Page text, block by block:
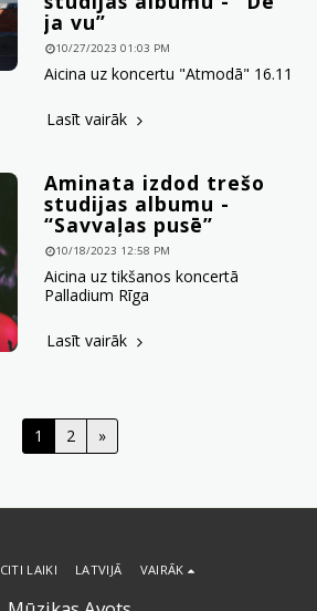
ja vu”
10/27/2023 01:03 PM
Aicina uz koncertu "Atmodā" 16.11
Lasīt vairāk
Aminata izdod trešo
studijas albumu -
“Savvaļas pusē”
10/18/2023 12:58 PM
Aicina uz tikšanos koncertā
Palladium Rīga
Lasīt vairāk
1 2 »
CITI LAIKI LATVIJĀ VAIRĀK